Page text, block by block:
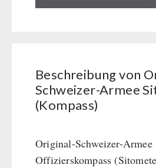
Kurbelgeräte / Radio / Funk
Bücher
kingnature-Vitalstoffe
BEHÖRDEN /
Suppen
Hauptmahlzeiten
Dessert
Schutzraum-Ausrüstung
Schweizer-
Menge
Beschreibung von
Schweizer-Armee
(Kompass)
Original-Schweizer-Armee
Offizierskompass